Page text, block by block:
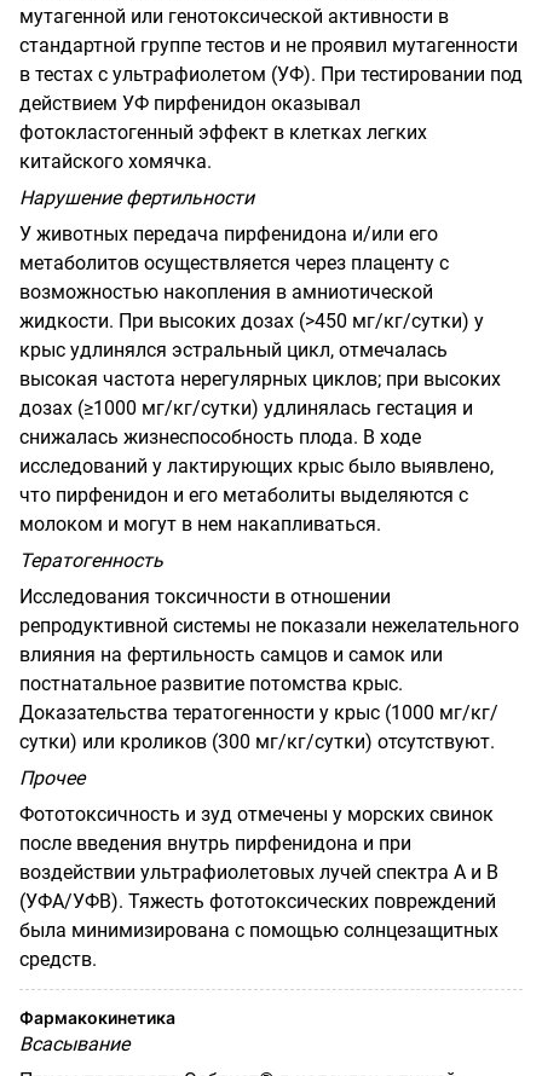
мутагенной или генотоксической активности в
стандартной группе тестов и не проявил мутагенности
в тестах с ультрафиолетом (УФ). При тестировании под
действием УФ пирфенидон оказывал
фотокластогенный эффект в клетках легких
китайского хомячка.
Нарушение фертильности
У животных передача пирфенидона и/или его
метаболитов осуществляется через плаценту с
возможностью накопления в амниотической
жидкости. При высоких дозах (>450 мг/кг/сутки) у
крыс удлинялся эстральный цикл, отмечалась
высокая частота нерегулярных циклов; при высоких
дозах (≥1000 мг/кг/сутки) удлинялась гестация и
снижалась жизнеспособность плода. В ходе
исследований у лактирующих крыс было выявлено,
что пирфенидон и его метаболиты выделяются с
молоком и могут в нем накапливаться.
Тератогенность
Исследования токсичности в отношении
репродуктивной системы не показали нежелательного
влияния на фертильность самцов и самок или
постнатальное развитие потомства крыс.
Доказательства тератогенности у крыс (1000 мг/кг/
сутки) или кроликов (300 мг/кг/сутки) отсутствуют.
Прочее
Фототоксичность и зуд отмечены у морских свинок
после введения внутрь пирфенидона и при
воздействии ультрафиолетовых лучей спектра А и В
(УФА/УФВ). Тяжесть фототоксических повреждений
была минимизирована с помощью солнцезащитных
средств.
Фармакокинетика
Всасывание